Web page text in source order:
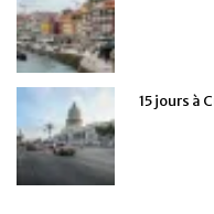
15 jours à